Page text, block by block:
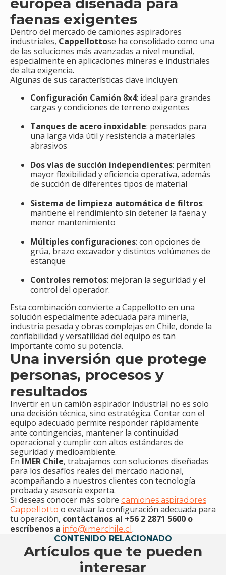
faenas exigentes
Dentro del mercado de camiones aspiradores
industriales, Cappellottose ha consolidado como una
de las soluciones más avanzadas a nivel mundial,
especialmente en aplicaciones mineras e industriales
de alta exigencia.
Algunas de sus características clave incluyen:
Configuración Camión 8x4: ideal para grandes
cargas y condiciones de terreno exigentes
Tanques de acero inoxidable: pensados para
una larga vida útil y resistencia a materiales
abrasivos
Dos vías de succión independientes: permiten
mayor flexibilidad y eficiencia operativa, además
de succión de diferentes tipos de material
Sistema de limpieza automática de filtros:
mantiene el rendimiento sin detener la faena y
menor mantenimiento
Múltiples configuraciones: con opciones de
grúa, brazo excavador y distintos volúmenes de
estanque
Controles remotos: mejoran la seguridad y el
control del operador.
Esta combinación convierte a Cappellotto en una
solución especialmente adecuada para minería,
industria pesada y obras complejas en Chile, donde la
confiabilidad y versatilidad del equipo es tan
importante como su potencia.
Una inversión que protege
personas, procesos y
resultados
Invertir en un camión aspirador industrial no es solo
una decisión técnica, sino estratégica. Contar con el
equipo adecuado permite responder rápidamente
ante contingencias, mantener la continuidad
operacional y cumplir con altos estándares de
seguridad y medioambiente.
En IMER Chile, trabajamos con soluciones diseñadas
para los desafíos reales del mercado nacional,
acompañando a nuestros clientes con tecnología
probada y asesoría experta.
Si deseas conocer más sobre camiones aspiradores
Cappellotto o evaluar la configuración adecuada para
tu operación, contáctanos al +56 2 2871 5600 o
escríbenos a info@imerchile.cl .
CONTENIDO RELACIONADO
Artículos que te pueden
interesar